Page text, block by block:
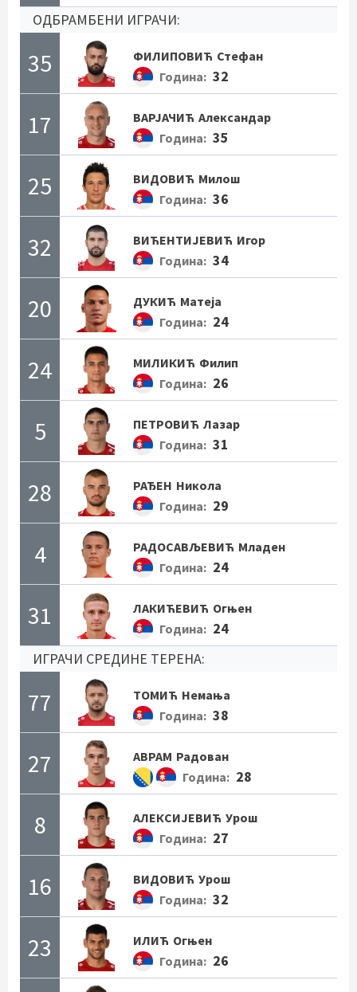
ОДБРАМБЕНИ ИГРАЧИ:
35 ФИЛИПОВИЋ Стефан
Година: 32
17 ВАРЈАЧИЋ Александар
Година: 35
25 ВИДОВИЋ Милош
Година: 36
32 ВИЋЕНТИЈЕВИЋ Игор
Година: 34
20 ДУКИЋ Матеја
Година: 24
24 МИЛИКИЋ Филип
Година: 26
5 ПЕТРОВИЋ Лазар
Година: 31
28 РАЂЕН Никола
Година: 29
4 РАДОСАВЉЕВИЋ Младен
Година: 24
31 ЛАКИЋЕВИЋ Огњен
Година: 24
ИГРАЧИ СРЕДИНЕ ТЕРЕНА:
77 ТОМИЋ Немања
Година: 38
27 АВРАМ Радован
Година: 28
8 АЛЕКСИЈЕВИЋ Урош
Година: 27
16 ВИДОВИЋ Урош
Година: 32
23 ИЛИЋ Огњен
Година: 26